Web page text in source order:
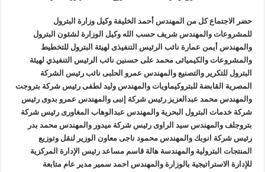
حضر الاجتماع كل من المهندس أحمد الخليفة وكيل وزارة البترول
للمشروعات والمهندس شريف حسب الله وكيل الوزارة لشئون البترول
والمهندس أيمن عمارة نائب الرئيس التنفيذى لهيئة البترول للتخطيط
والمشروعات والكيميائى محمد على حسنين نائب الرئيس التنفيذي لهيئة
البترول للتكرير والتصنيع والمهندس عمرو الحلبى نائب رئيس الشركة
المصرية القابضة للبتروكيماويات والمهندس وليد لطفى رئيس شركة بتروجت
والمهندس محمد عبدالعزيز رئيس شركة إنبى والمهندس عمرو بدوى رئيس
شركة خدمات البترول البحرية والمهندس عبدالوهاب المغاورى رئيس شركة
بتروجلف والمهندس سيد الراوى رئيس شركة ميدور والمهندس محمد بدر
رئيس شركة انوبك والمهندس محمود ناجى معاون الوزير لنقل وتوزيع
المنتجات البترولية والمهندسة هالة قاسم مساعد رئيس الإدارة المركزية
للإدارة الاستراتيجية بالوزارة والمهندس احمد سمير مدير عام متابعة